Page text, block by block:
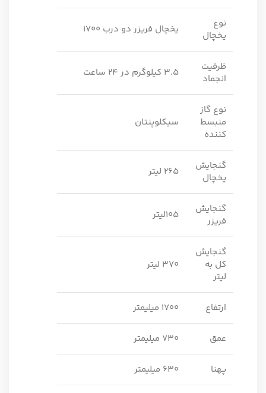
نوع
یخچال
یخچال فریزر دو درب 1700
ظرفیت
انجماد
3.5 کیلوگرم در 24 ساعت
نوع گاز
منبسط
کننده
سیکلوپنتان
گنجایش
یخچال
265 لیتر
گنجایش
فریزر
105لیتر
گنجایش
کل به
لیتر
370 لیتر
ارتفاع 1700 میلیمتر
عمق 730 میلیمتر
پهنا 630 میلیمتر